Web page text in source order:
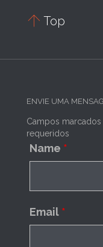
 Top
ENVIE UMA
Campos
requeridos
Name *
Email *